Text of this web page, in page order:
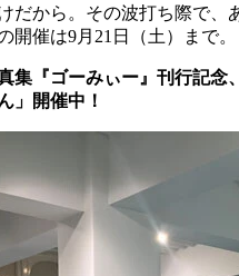
だから。その波打ち際で、
開催は9月21日（土）まで。
集『ゴーみぃー』刊行記念
」開催中！